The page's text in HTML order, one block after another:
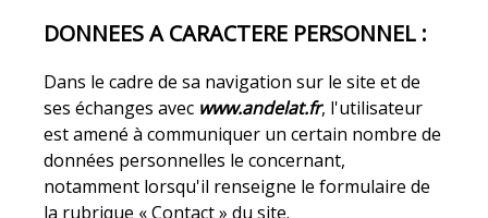
DONNEES A CARACTERE PERSONNEL :
Dans le cadre de sa navigation sur le site et de
ses échanges avec www.andelat.fr, l'utilisateur
est amené à communiquer un certain nombre de
données personnelles le concernant,
notamment lorsqu'il renseigne le formulaire de
la rubrique « Contact » du site.